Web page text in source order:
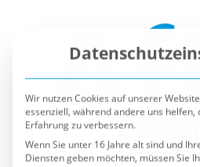
Wir nutzen Cookies auf unserer
essenziell, während andere uns helfen,
Erfahrung zu verbessern.
Wenn Sie unter 16 Jahre alt sind und
Diensten geben möchten, müssen Sie
um Erlaubnis bitten.